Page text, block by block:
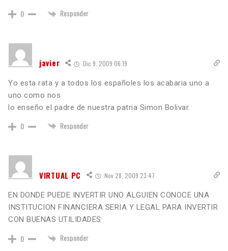
0 Responder
javier Dic 9, 2009 06:19
Yo esta rata y a todos los españoles los acabaria uno a
uno como nos
lo enseño el padre de nuestra patria Simon Bolivar.
0 Responder
VIRTUAL PC Nov 28, 2009 23:47
EN DONDE PUEDE INVERTIR UNO ALGUIEN CONOCE UNA
INSTITUCION FINANCIERA SERIA Y LEGAL PARA INVERTIR
CON BUENAS UTILIDADES
0 Responder